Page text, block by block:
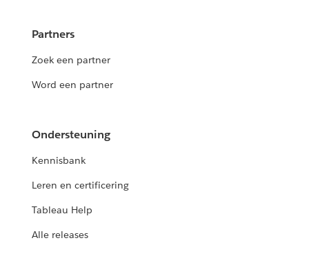
Partners
Zoek een partner
Word een partner
Ondersteuning
Kennisbank
Leren en certificering
Tableau Help
Alle releases